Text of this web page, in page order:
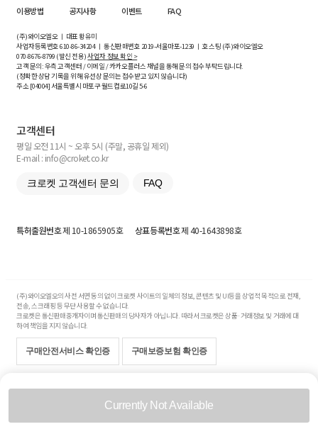
Currently Not Available
이용방법
공지사항 이벤트 FAQ
(주)와이오엘오 ㅣ 대표 황유미
사업자등록번호610-86-34204ㅣ 통신판매번호 2019-서울마포-1239 ㅣ 호스팅 (주)와이오엘오
070-8676-8799 (발신 전용)사업자 정보 확인 >
고객 문의: 우측 고객센터 / 이메일 / 카카오플러스 채널을 통해 문의 접수 부탁드립니다.
(정확한 상담 기록을 위해 유선상 문의는 접수받고 있지 않습니다)
주소 [04004] 서울특별시 마포구 월드컵로10길5-6
고객센터
평일 오전 11시 ~ 오후 5시 (주말, 공휴일 제외)
E-mail : info@croket.co.kr
크로켓 고객센터 문의 FAQ
특허출원번호제 10-1865905호 상표등록번호제 40-1643898호
(주)와이오엘오의 사전 서면 동의 없이 크로켓 사이트의 일체의 정보, 콘텐츠 및 UI등을 상업적 목적으로 전재,
전송, 스크래핑 등 무단 사용할 수 없습니다.
크로켓은 통신판매중개자이며 통신판매의 당사자가 아닙니다. 따라서 크로켓은 상품·거래정보 및 거래에 대
하여 책임을 지지 않습니다.
구매안전서비스 확인증 구매보증보험 확인증